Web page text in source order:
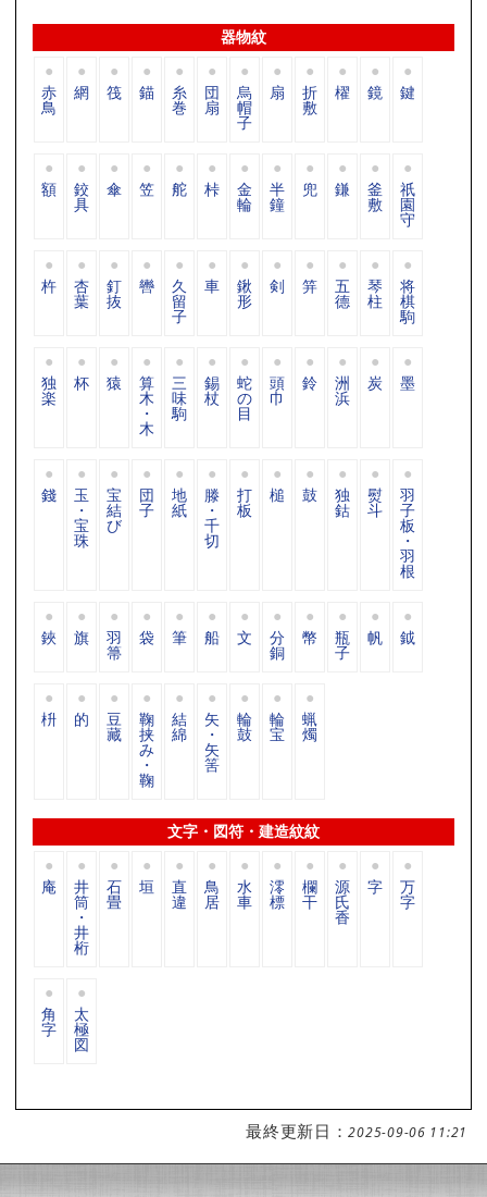
器物紋
赤
鳥
網 筏 錨 糸
巻
団
扇
烏
帽
子
扇 折
敷
櫂 鏡 鍵
額 鉸
具
傘 笠 舵 桛 金
輪
半
鐘
兜 鎌 釜
敷
祇
園
守
杵 杏
葉
釘
抜
轡 久
留
子
車 鍬
形
剣 笄 五
德
琴
柱
将
棋
駒
独
楽
杯 猿 算
木
・
木
三
味
駒
錫
杖
蛇
の
目
頭
巾
鈴 洲
浜
炭 墨
錢 玉
・
宝
珠
宝
結
び
団
子
地
紙
滕
・
千
切
打
板
槌 鼓 独
鈷
熨
斗
羽
子
板
・
羽
根
鋏 旗 羽
箒
袋 筆 船 文 分
銅
幣 瓶
子
帆 鉞
枡 的 豆
藏
鞠
挟
み
・
鞠
結
綿
矢
・
矢
筈
輪
鼓
輪
宝
蝋
燭
文字・図符・建造紋紋
庵 井
筒
・
井
桁
石
畳
垣 直
違
鳥
居
水
車
澪
標
欄
干
源
氏
香
字 万
字
角
字
太
極
図
最終更新日：2025-09-06 11:21